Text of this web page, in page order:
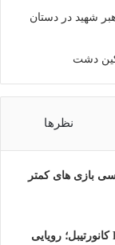
شهید در دستان
دشت
نظرها
بازی های کمتر
بررسی شورولت کامارو RS کانورتیبل؛ رویایی